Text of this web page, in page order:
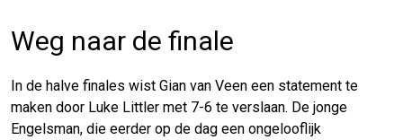
Weg naar de finale
In de halve finales wist Gian van Veen een statement te
maken door Luke Littler met 7-6 te verslaan. De jonge
Engelsman, die eerder op de dag een ongelooflijk